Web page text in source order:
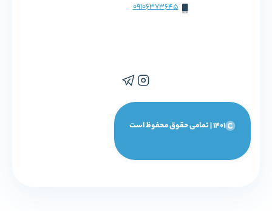
09106373645
1401 | تمامی حقوق محفوظ است